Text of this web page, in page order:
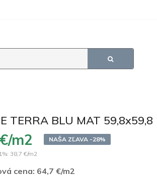
TERRA BLU MAT 59,8x59,8
m2
NAŠA ZĽAVA -28%
38,7 €/m2
cena: 64,7 €/m2